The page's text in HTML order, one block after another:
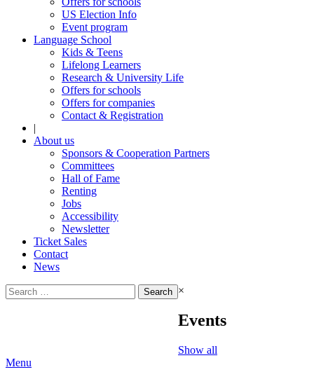
US Election Info
Event program
Language School
Kids & Teens
Lifelong Learners
Research & University Life
Offers for schools
Offers for companies
Contact & Registration
|
About us
Sponsors & Cooperation Partners
Committees
Hall of Fame
Renting
Jobs
Accessibility
Newsletter
Ticket Sales
Contact
News
Search
for:
×
Events
Show all
Menu